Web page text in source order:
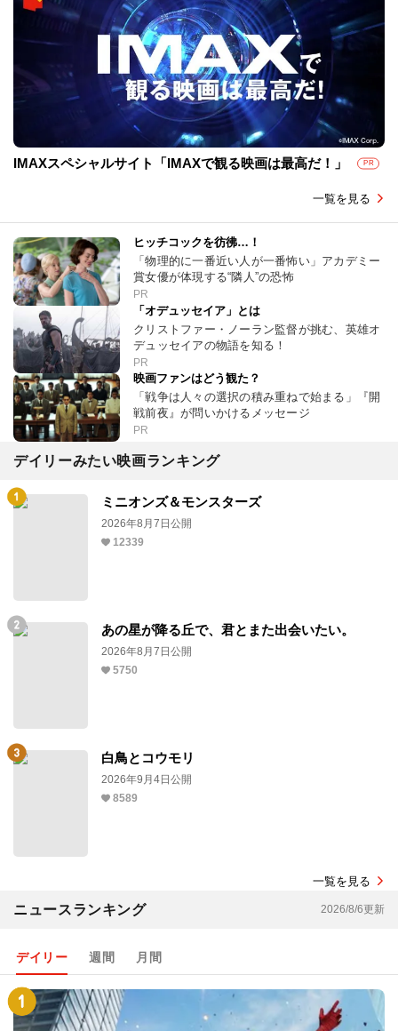
IMAXスペシャルサイト「IMAXで観る映画は最高だ！」 PR
一覧を見る
ヒッチコックを彷彿…！
「物理的に一番近い人が一番怖い」アカデミー
賞女優が体現する“隣人”の恐怖
PR
「オデュッセイア」とは
クリストファー・ノーラン監督が挑む、英雄オ
デュッセイアの物語を知る！
PR
映画ファンはどう観た？
「戦争は人々の選択の積み重ねで始まる」『開
戦前夜』が問いかけるメッセージ
PR
デイリーみたい映画ランキング
ミニオンズ＆モンスターズ
2026年8月7日公開
12339
あの星が降る丘で、君とまた出会いたい。
2026年8月7日公開
5750
白鳥とコウモリ
2026年9月4日公開
8589
一覧を見る
ニュースランキング 2026/8/6更新
デイリー 週間 月間